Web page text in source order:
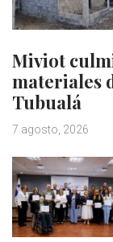
Miviot
materiales
Tubualá
7 agosto, 2026